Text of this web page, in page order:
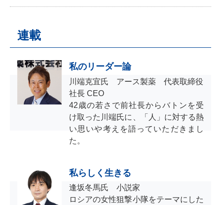
連載
私のリーダー論
川端克宜氏 アース製薬 代表取締役
社長 CEO
42歳の若さで前社長からバトンを受
け取った川端氏に、「人」に対する熱
い思いや考えを語っていただきまし
た。
私らしく生きる
逢坂冬馬氏 小説家
ロシアの女性狙撃小隊をテーマにした